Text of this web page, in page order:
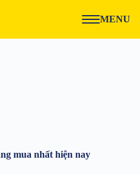
MENU
mua nhất hiện nay